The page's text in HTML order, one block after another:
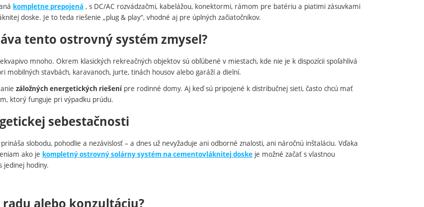
kompletne prepojená , s DC/AC rozvádzačmi, kabelážou, konektormi, rámom pre batériu a piatimi zásuvkami
doske. Je to teda riešenie „plug & play“, vhodné aj pre úplných začiatočníkov.
tento ostrovný systém zmysel?
mnoho. Okrem klasických rekreačných objektov sú obľúbené v miestach, kde nie je k dispozícii spoľahlivá
mobilných stavbách, karavanoch, jurte, tinách housov alebo garáží a dielní.
záložných energetických riešenípre rodinné domy. Aj keď sú pripojené k distribučnej sieti, často chcú mať
ktorý funguje pri výpadku prúdu.
sebestačnosti
slobodu, pohodlie a nezávislosť – a dnes už nevyžaduje ani odborné znalosti, ani náročnú inštaláciu. Vďaka
ako je kompletný ostrovný solárny systém na cementovláknitej doske je možné začať s vlastnou
jedinej hodiny.
radu alebo konzultáciu?